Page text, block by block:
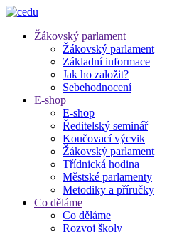
Žákovský parlament
Žákovský parlament
Základní informace
Jak ho založit?
Sebehodnocení
E-shop
E-shop
Ředitelský seminář
Koučovací výcvik
Žákovský parlament
Třídnická hodina
Městské parlamenty
Metodiky a příručky
Co děláme
Co děláme
Rozvoj školy